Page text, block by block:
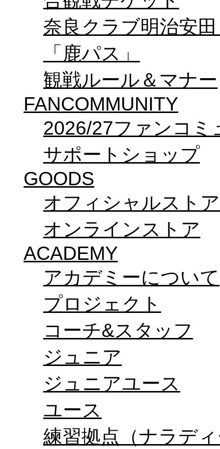
奈良クラブ明治安
「鹿パス」
観戦ルール＆マナー
FANCOMMUNITY
2026/27ファンコミ
サポートショップ
GOODS
オフィシャルスト
オンラインストア
ACADEMY
アカデミーについて
プロジェクト
コーチ&スタッフ
ジュニア
ジュニアユース
ユース
練習拠点（ナラデ